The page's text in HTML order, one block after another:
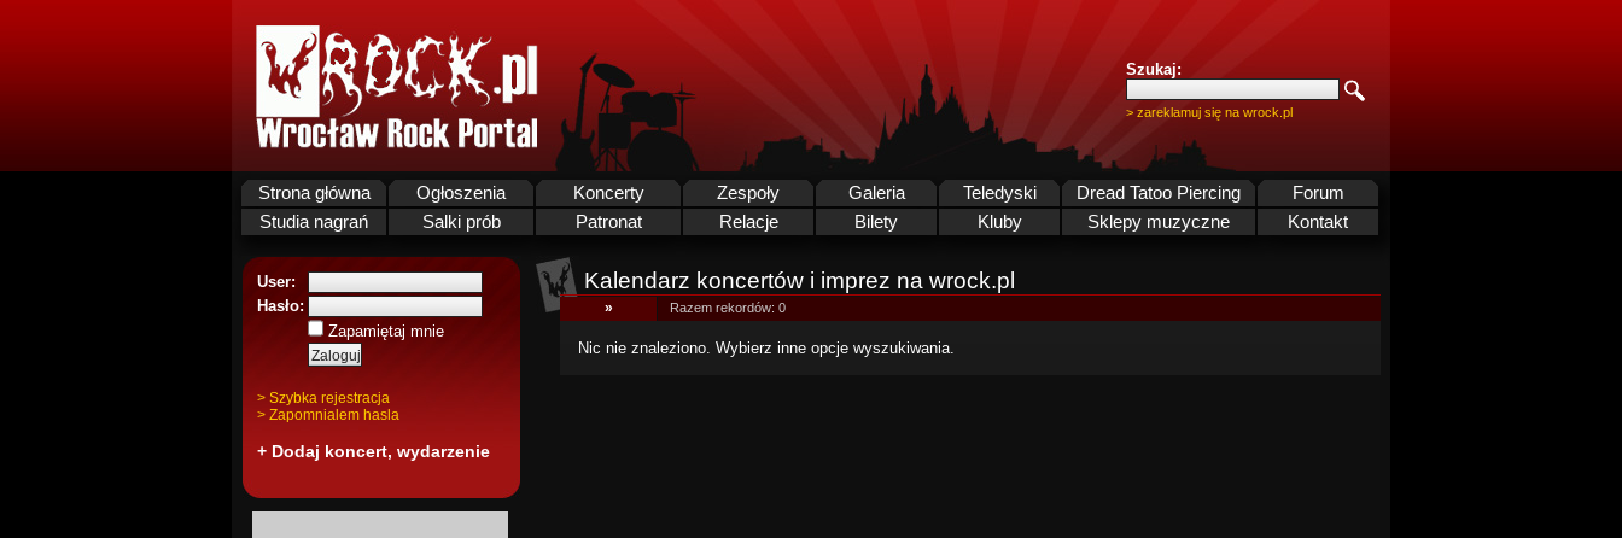
Szukaj:
> zareklamuj się na wrock.pl
Strona główna Ogłoszenia Koncerty Zespoły Galeria Teledyski Dread Tatoo Piercing
Forum
Studia nagrań
Salki prób Patronat Relacje Bilety Kluby Sklepy muzyczne Kontakt
User:
Hasło:
Zapamiętaj mnie
> Szybka rejestracja
> Zapomnialem hasla
+ Dodaj koncert, wydarzenie
Kalendarz koncertów i imprez na wrock.pl
» Razem rekordów: 0
Nic nie znaleziono. Wybierz inne opcje wyszukiwania.